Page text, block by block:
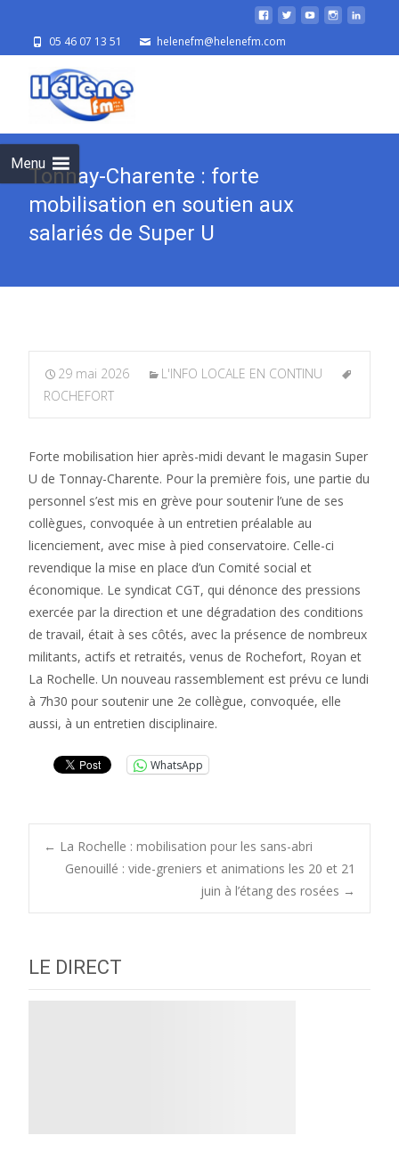
05 46 07 13 51 helenefm@helenefm.com
Menu
Tonnay-Charente : forte
mobilisation en soutien aux
salariés de Super U
29 mai 2026
L'INFO LOCALE EN CONTINU
ROCHEFORT
Forte mobilisation hier après-midi devant le magasin Super
U de Tonnay-Charente. Pour la première fois, une partie du
personnel s’est mis en grève pour soutenir l’une de ses
collègues, convoquée à un entretien préalable au
licenciement, avec mise à pied conservatoire. Celle-ci
revendique la mise en place d’un Comité social et
économique. Le syndicat CGT, qui dénonce des pressions
exercée par la direction et une dégradation des conditions
de travail, était à ses côtés, avec la présence de nombreux
militants, actifs et retraités, venus de Rochefort, Royan et
La Rochelle. Un nouveau rassemblement est prévu ce lundi
à 7h30 pour soutenir une 2e collègue, convoquée, elle
aussi, à un entretien disciplinaire.
WhatsApp
Post
navigation
← La Rochelle : mobilisation pour les sans-abri
Genouillé : vide-greniers et animations les 20 et 21
juin à l’étang des rosées →
LE DIRECT